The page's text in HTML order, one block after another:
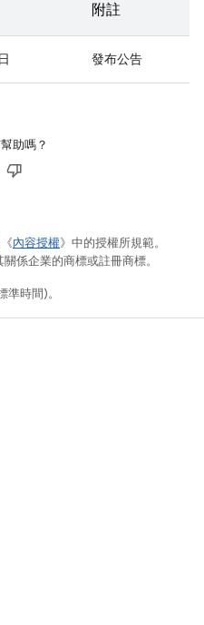
附註
發布公告
助嗎？
內容授權》中的授權所規範。
係企業的商標或註冊商標。
時間)。